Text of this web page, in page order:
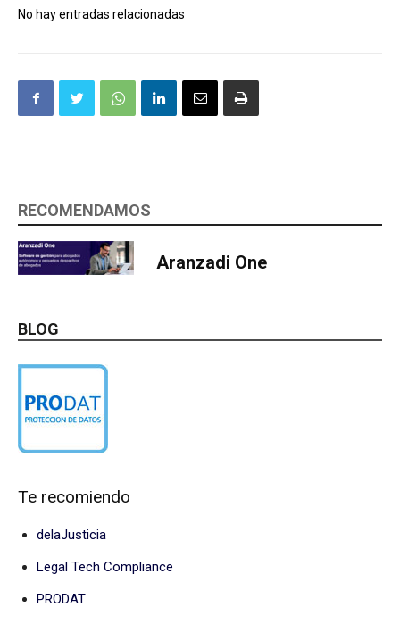
No hay entradas relacionadas
RECOMENDAMOS
Aranzadi One
BLOG
Te recomiendo
delaJusticia
Legal Tech Compliance
PRODAT